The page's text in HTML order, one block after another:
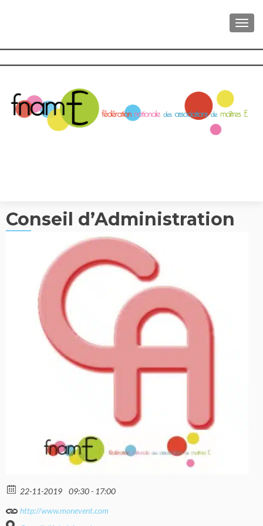
Conseil d’Administration
22-11-2019
09:30 - 17:00
http://www.monevent.com